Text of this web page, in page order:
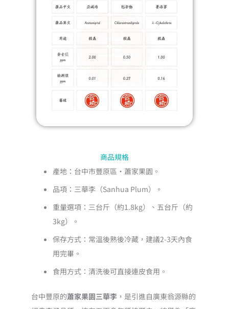
商品規格
產地：台中市豐原區・蕭家果園。
品項：三華李（Sanhua Plum）。
重量選項：三台斤（約1.8kg）、五台斤（約
3kg）。
保存方式：常溫後熟後冷藏，建議2-3天內食
用完畢。
食用方式：清洗後可直接連皮食用。
台中豐原的蕭家果園三華李，是引進自廣東翁源縣的